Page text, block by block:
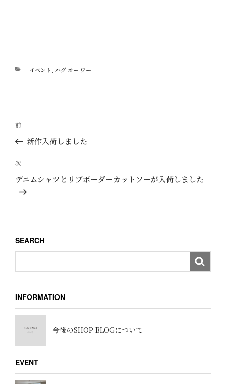
カ
イベント ハグ オー ワー
投
ナ
ビ
ゲ
ー
過
去
投
稿
前
新作入荷しました
次
の
次
デニムシャツとリブボーダーカットソーが入荷しました
SEARCH
INFORMATION
今後のSHOP BLOGについて
EVENT